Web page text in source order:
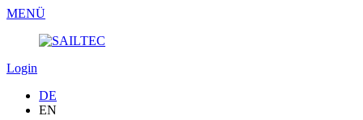
MENÜ
Login
DE
EN